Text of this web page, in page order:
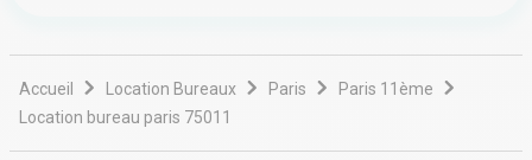
Accueil Location Bureaux Paris
Paris 11ème
Location bureau paris 75011